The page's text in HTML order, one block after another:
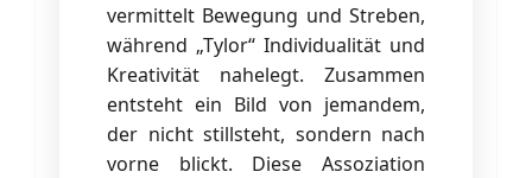
vermittelt Bewegung und Streben,
während „Tylor“ Individualität und
Kreativität nahelegt. Zusammen
entsteht ein Bild von jemandem,
der nicht stillsteht, sondern nach
vorne blickt. Diese Assoziation